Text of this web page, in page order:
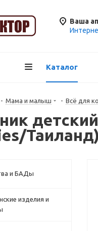
Ваша
Каталог
- Мама и малыш - Всё для
Таиланд)
и БАДы
изделия и